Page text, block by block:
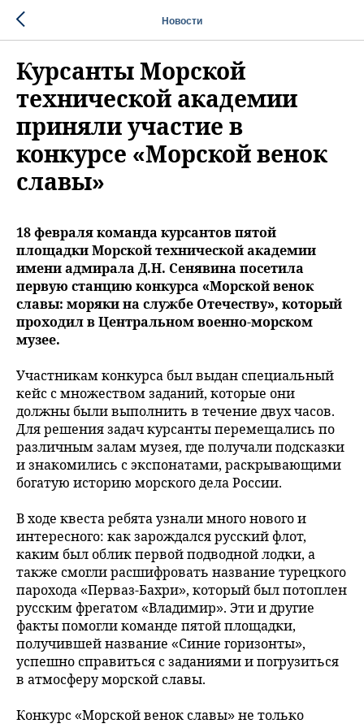
Новости
Курсанты Морской
технической академии
приняли участие в
конкурсе «Морской венок
славы»
18 февраля команда курсантов пятой
площадки Морской технической академии
имени адмирала Д.Н. Сенявина посетила
первую станцию конкурса «Морской венок
славы: моряки на службе Отечеству», который
проходил в Центральном военно-морском
музее.
Участникам конкурса был выдан специальный
кейс с множеством заданий, которые они
должны были выполнить в течение двух часов.
Для решения задач курсанты перемещались по
различным залам музея, где получали подсказки
и знакомились с экспонатами, раскрывающими
богатую историю морского дела России.
В ходе квеста ребята узнали много нового и
интересного: как зарождался русский флот,
каким был облик первой подводной лодки, а
также смогли расшифровать название турецкого
парохода «Перваз-Бахри», который был потоплен
русским фрегатом «Владимир». Эти и другие
факты помогли команде пятой площадки,
получившей название «Синие горизонты»,
успешно справиться с заданиями и погрузиться
в атмосферу морской славы.
Конкурс «Морской венок славы» не только